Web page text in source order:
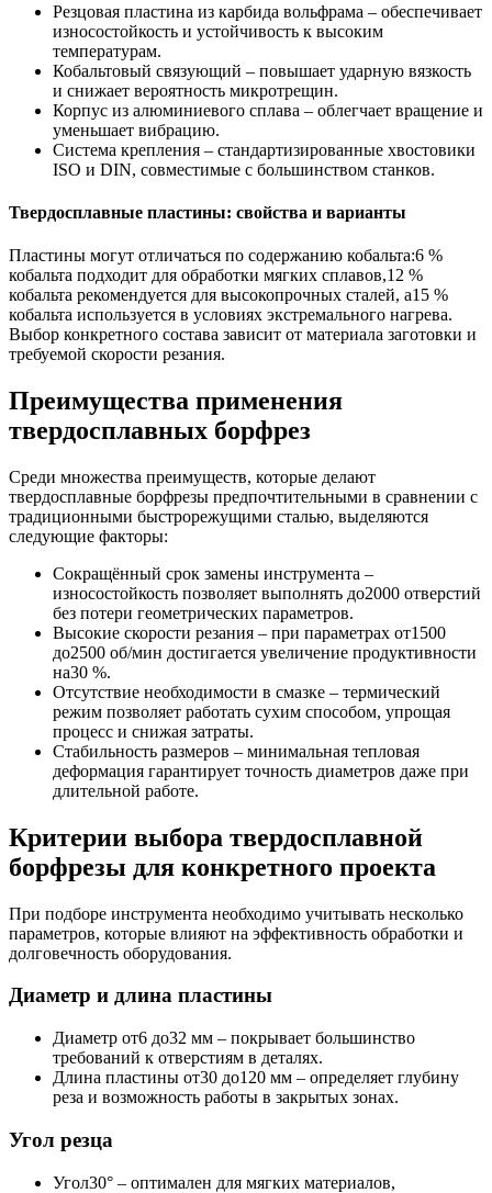
Резцовая пластина из карбида вольфрама – обеспечивает
износостойкость и устойчивость к высоким
температурам.
Кобальтовый связующий – повышает ударную вязкость
и снижает вероятность микротрещин.
Корпус из алюминиевого сплава – облегчает вращение и
уменьшает вибрацию.
Система крепления – стандартизированные хвостовики
ISO и DIN, совместимые с большинством станков.
Твердосплавные пластины: свойства и варианты
Пластины могут отличаться по содержанию кобальта:6 %
кобальта подходит для обработки мягких сплавов,12 %
кобальта рекомендуется для высокопрочных сталей, а15 %
кобальта используется в условиях экстремального нагрева.
Выбор конкретного состава зависит от материала заготовки и
требуемой скорости резания.
Преимущества применения
твердосплавных борфрез
Среди множества преимуществ, которые делают
твердосплавные борфрезы предпочтительными в сравнении с
традиционными быстрорежущими сталью, выделяются
следующие факторы:
Сокращённый срок замены инструмента –
износостойкость позволяет выполнять до2000 отверстий
без потери геометрических параметров.
Высокие скорости резания – при параметрах от1500
до2500 об/мин достигается увеличение продуктивности
на30 %.
Отсутствие необходимости в смазке – термический
режим позволяет работать сухим способом, упрощая
процесс и снижая затраты.
Стабильность размеров – минимальная тепловая
деформация гарантирует точность диаметров даже при
длительной работе.
Критерии выбора твердосплавной
борфрезы для конкретного проекта
При подборе инструмента необходимо учитывать несколько
параметров, которые влияют на эффективность обработки и
долговечность оборудования.
Диаметр и длина пластины
Диаметр от6 до32 мм – покрывает большинство
требований к отверстиям в деталях.
Длина пластины от30 до120 мм – определяет глубину
реза и возможность работы в закрытых зонах.
Угол резца
Угол30° – оптимален для мягких материалов,